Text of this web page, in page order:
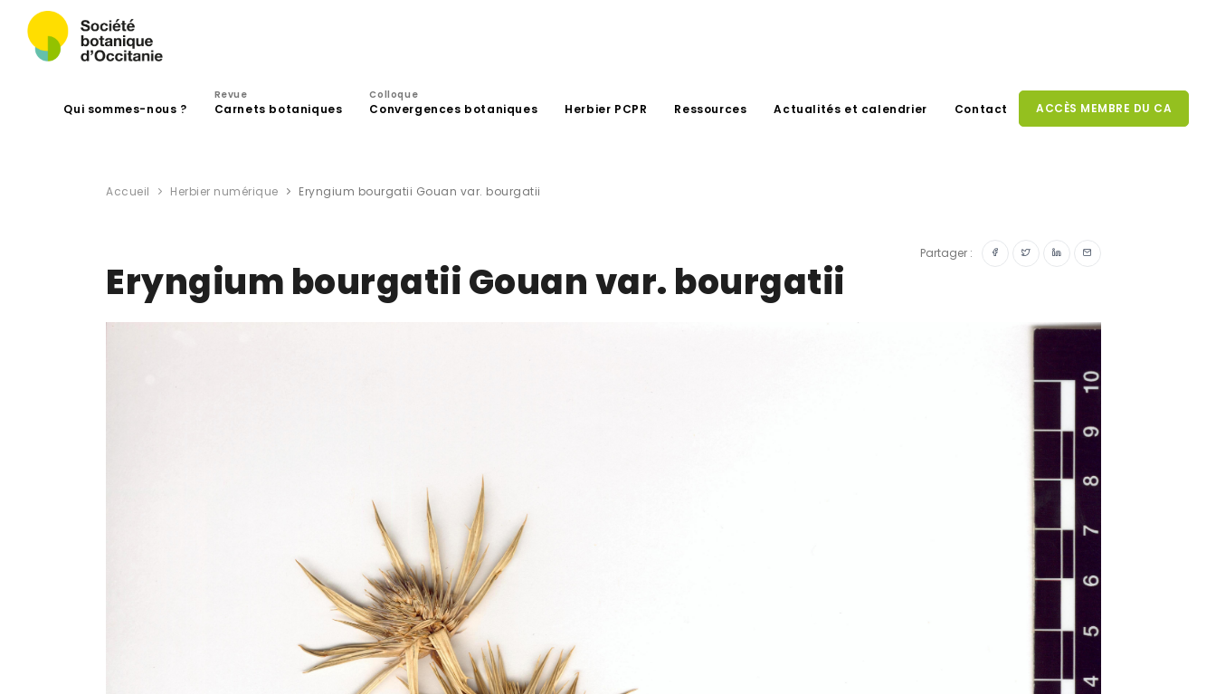
Qui sommes-nous ?
Revue
Carnets botaniques
Colloque
Convergences botaniques Herbier PCPR Ressources Actualités et calendrier Contact ACCÈS MEMBRE DU CA
Accueil Herbier numérique Eryngium bourgatii Gouan var. bourgatii
Partager :
Eryngium bourgatii Gouan var. bourgatii